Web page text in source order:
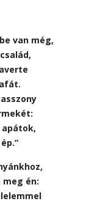
van még,
én: